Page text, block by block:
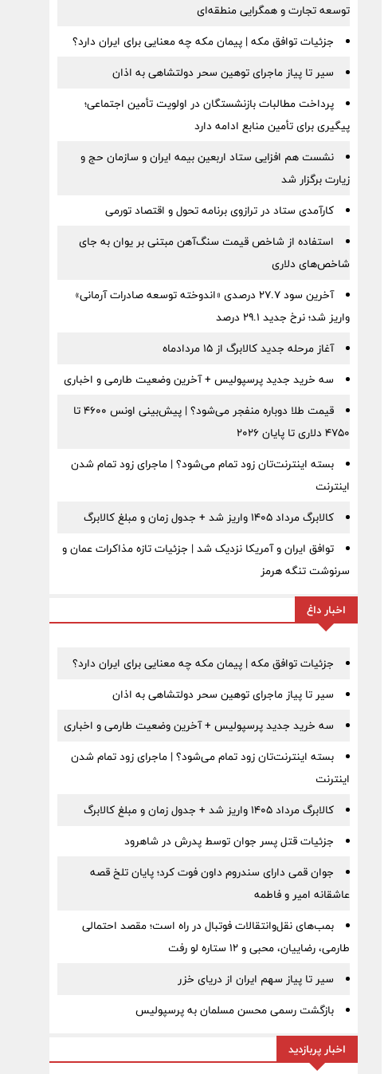
توسعه تجارت و همگرایی منطقه‌ای
جزئیات توافق مکه | پیمان مکه چه معنایی برای ایران دارد؟
سیر تا پیاز ماجرای توهین سحر دولتشاهی به اذان
پرداخت مطالبات بازنشستگان در اولویت تأمین اجتماعی؛
پیگیری برای تأمین منابع ادامه دارد
نشست هم افزایی ستاد اربعین بیمه ایران و سازمان حج و
زیارت برگزار شد
کارآمدی ستاد در ترازوی برنامه تحول و اقتصاد تورمی
استفاده از شاخص قیمت سنگ‌آهن مبتنی بر یوان به جای
شاخص‌های دلاری
آخرین سود ۲۷.۷ درصدی «اندوخته توسعه صادرات آرمانی»
واریز شد؛ نرخ جدید ۲۹.۱ درصد
آغاز مرحله جدید کالابرگ از ۱۵ مردادماه
سه خرید جدید پرسپولیس + آخرین وضعیت طارمی و اخباری
قیمت طلا دوباره منفجر می‌شود؟ | پیش‌بینی اونس ۴۶۰۰ تا
۴۷۵۰ دلاری تا پایان ۲۰۲۶
بسته اینترنت‌تان زود تمام می‌شود؟ | ماجرای زود تمام شدن
اینترنت
کالابرگ مرداد ۱۴۰۵ واریز شد + جدول زمان و مبلغ کالابرگ
توافق ایران و آمریکا نزدیک شد | جزئیات تازه مذاکرات عمان و
سرنوشت تنگه هرمز
اخبار داغ
جزئیات توافق مکه | پیمان مکه چه معنایی برای ایران دارد؟
سیر تا پیاز ماجرای توهین سحر دولتشاهی به اذان
سه خرید جدید پرسپولیس + آخرین وضعیت طارمی و اخباری
بسته اینترنت‌تان زود تمام می‌شود؟ | ماجرای زود تمام شدن
اینترنت
کالابرگ مرداد ۱۴۰۵ واریز شد + جدول زمان و مبلغ کالابرگ
جزئیات قتل پسر جوان توسط پدرش در شاهرود
جوان قمی دارای سندروم داون فوت کرد؛ پایان تلخ قصه
عاشقانه امیر و فاطمه
بمب‌های نقل‌وانتقالات فوتبال در راه است؛ مقصد احتمالی
طارمی، رضاییان، محبی و ۱۲ ستاره لو رفت
سیر تا پیاز سهم ایران از دریای خزر
بازگشت رسمی محسن مسلمان به پرسپولیس
اخبار پربازدید